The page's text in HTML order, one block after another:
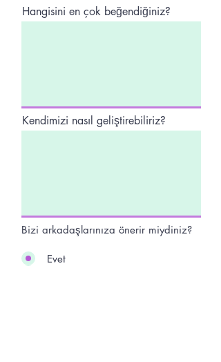
Hangisini en çok beğendiğiniz?
Kendimizi nasıl geliştirebiliriz?
Bizi arkadaşlarınıza önerir miydiniz?
Evet